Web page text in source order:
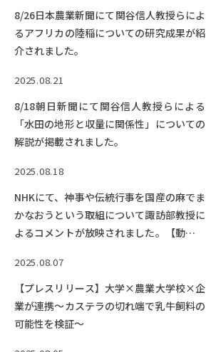
8/26日本農業新聞にて関谷信人教授らによ
るアフリカの陸稲についての研究成果が紹
介されました。
2025.08.21
8/18朝日新聞にて関谷信人教授らによる
「水田の地形と収量に関係性」についての
解説が掲載されました。
2025.08.18
NHKにて、神事や伝統行事を国産の麻でま
かなおうという取組について諏訪部教授に
よるコメントが放映されました。【動画配
2025.08.07
【プレスリリース】大学×農業大学校×企
業が連携～カステラの切れ端で乳牛飼料の
可能性を検証～